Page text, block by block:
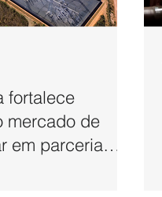
fortalece
mercado de
em parceria